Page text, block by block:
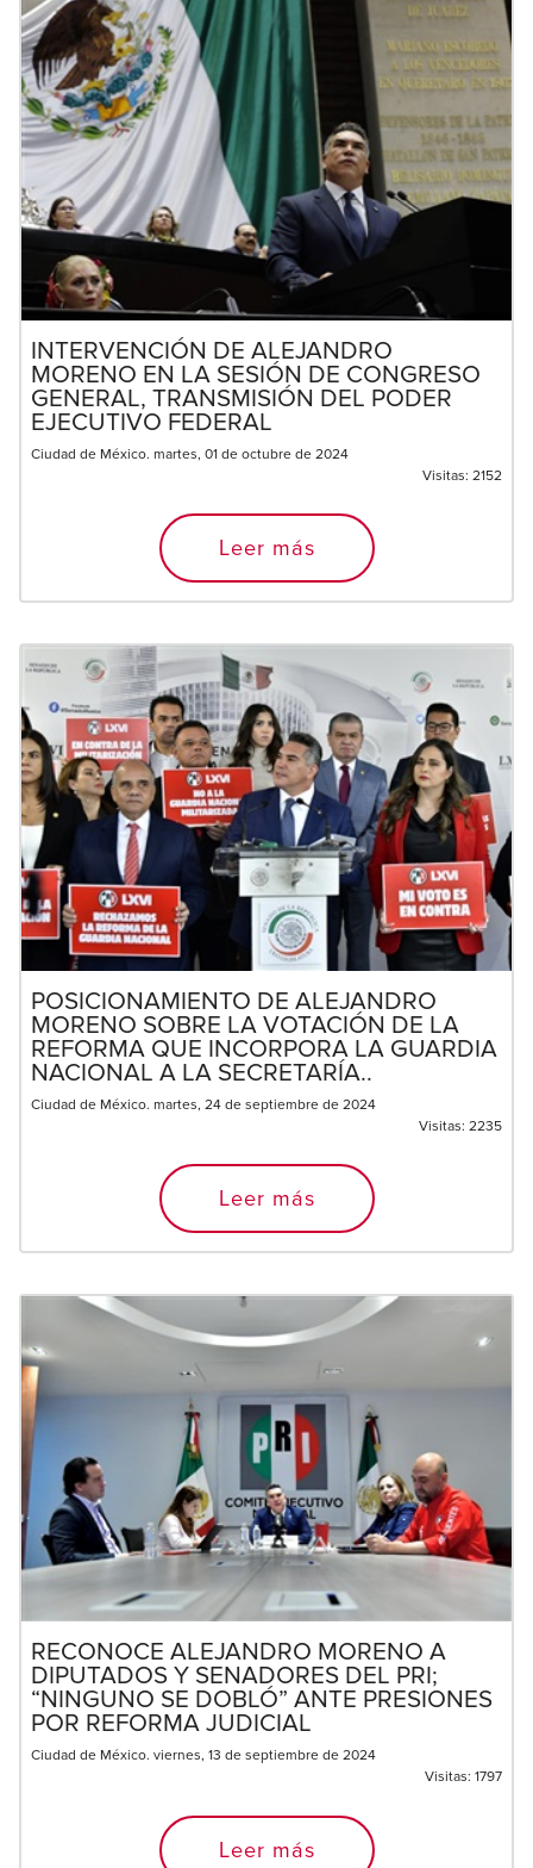
INTERVENCIÓN DE ALEJANDRO
MORENO EN LA SESIÓN DE CONGRESO
GENERAL, TRANSMISIÓN DEL PODER
EJECUTIVO FEDERAL
Ciudad de México. martes, 01 de octubre de 2024
Visitas: 2152
Leer más
POSICIONAMIENTO DE ALEJANDRO
MORENO SOBRE LA VOTACIÓN DE LA
REFORMA QUE INCORPORA LA GUARDIA
NACIONAL A LA SECRETARÍA..
Ciudad de México. martes, 24 de septiembre de 2024
Visitas: 2235
Leer más
RECONOCE ALEJANDRO MORENO A
DIPUTADOS Y SENADORES DEL PRI;
“NINGUNO SE DOBLÓ” ANTE PRESIONES
POR REFORMA JUDICIAL
Ciudad de México. viernes, 13 de septiembre de 2024
Visitas: 1797
Leer más